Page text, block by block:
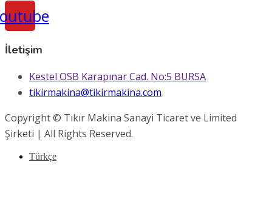
İletişim
Kestel OSB Karapınar Cad. No:5 BURSA
tikirmakina@tikirmakina.com
Copyright © Tıkır Makina Sanayi Ticaret ve Limited
Şirketi | All Rights Reserved.
Türkçe